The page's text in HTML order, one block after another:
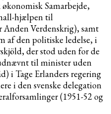
Samarbejde,
hjælpen til
Verdenskrig), samt
af den politiske ledelse, i
der stod uden for de
til minister uden
i Tage Erlanders regering
i den svenske delegation
(1951-52 og